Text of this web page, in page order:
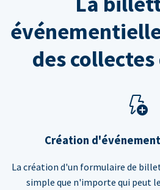
des
Création
La création d'un formulaire de
simple que n'importe qui peut